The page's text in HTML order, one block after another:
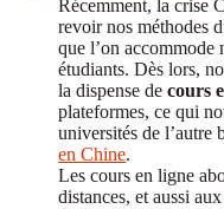
Récemment, la crise
revoir nos méthodes
que l’on accommode
étudiants. Dès lors,
la dispense decours
plateformes, ce qui
universités de l’autre
en Chine.
Les cours en ligne
distances, et aussi